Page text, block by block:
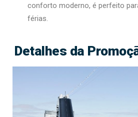
conforto moderno, é perfeito
férias.
Detalhes da